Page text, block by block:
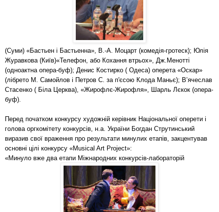
(Суми) «Бастьен і Бастьенна», В.-А. Моцарт (комедія-гротеск); Юлія
Журавкова (Київ)«Телефон, або Кохання втрьох», Дж.Менотті
(одноактна опера-буф); Денис Костирко ( Одеса) оперета «Оскар»
(лібрето М. Самойлов і Петров С. за п'єсою Клода Маньє); В’ячеслав
Стасенко ( Біла Церква), «Жирофлє-Жирофля», Шарль Лєкок (опера-
буф).
Перед початком конкурсу художній керівник Національної оперети і
голова оргкомітету конкурсів, н.а. України Богдан Струтинський
виразив свої враження про результати минулих етапів, закцентував
основні цілі конкурсу «Musical Art Project»:
«Минуло вже два етапи Міжнародних конкурсів-лабораторій